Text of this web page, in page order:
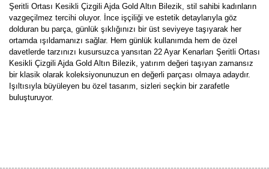
Şeritli Ortası Kesikli Çizgili Ajda Gold Altın Bilezik, stil sahibi kadınların
vazgeçilmez tercihi oluyor. İnce işçiliği ve estetik detaylarıyla göz
dolduran bu parça, günlük şıklığınızı bir üst seviyeye taşıyarak her
ortamda ışıldamanızı sağlar. Hem günlük kullanımda hem de özel
davetlerde tarzınızı kusursuzca yansıtan 22 Ayar Kenarları Şeritli Ortası
Kesikli Çizgili Ajda Gold Altın Bilezik, yatırım değeri taşıyan zamansız
bir klasik olarak koleksiyonunuzun en değerli parçası olmaya adaydır.
Işıltısıyla büyüleyen bu özel tasarım, sizleri seçkin bir zarafetle
buluşturuyor.